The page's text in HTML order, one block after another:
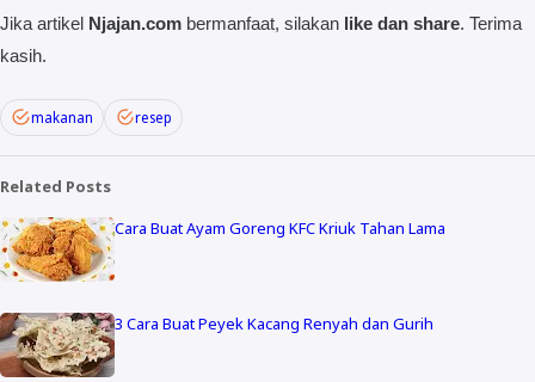
Jika artikel Njajan.com bermanfaat, silakan like dan share. Terima
kasih.
makanan resep
Related Posts
Cara Buat Ayam Goreng KFC Kriuk Tahan Lama
3 Cara Buat Peyek Kacang Renyah dan Gurih